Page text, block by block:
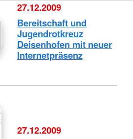
27.12.2009
Bereitschaft und
Jugendrotkreuz
Deisenhofen mit neuer
Internetpräsenz
27.12.2009